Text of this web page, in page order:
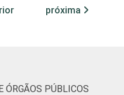
federais e
outubro de 2015.
próxima
ÓRGÃOS PÚBLICOS